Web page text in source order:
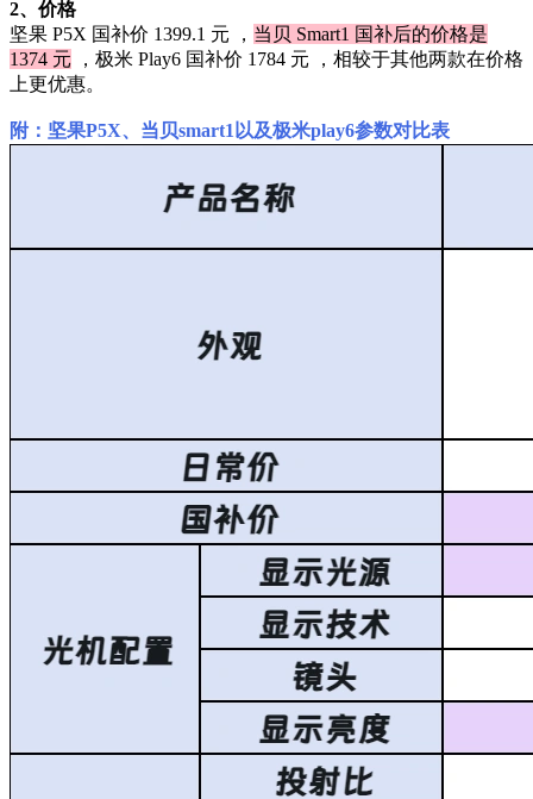
2、价格
坚果 P5X 国补价 1399.1 元 ， 当贝 Smart1 国补后的价格是
1374 元 ，极米 Play6 国补价 1784 元 ，相较于其他两款在价格
上更优惠。
附：坚果P5X、当贝smart1以及极米play6参数对比表